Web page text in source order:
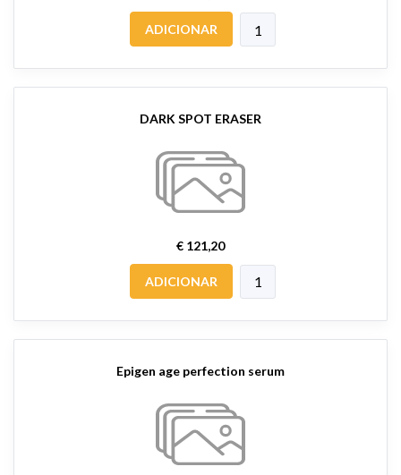
ADICIONAR
DARK SPOT ERASER
€ 121,20
ADICIONAR
Epigen age perfection serum